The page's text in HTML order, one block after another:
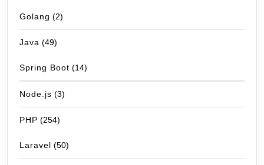
Golang (2)
Java (49)
Spring Boot (14)
Node.js (3)
PHP (254)
Laravel (50)